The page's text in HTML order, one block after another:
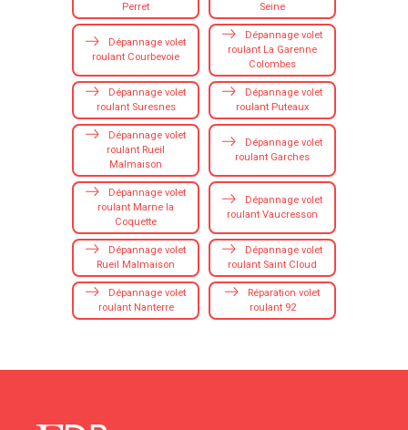
Perret
Seine
Dépannage volet
roulant Courbevoie
Dépannage volet
roulant La Garenne
Colombes
Dépannage volet
roulant Suresnes
Dépannage volet
roulant Puteaux
Dépannage volet
roulant Rueil
Malmaison
Dépannage volet
roulant Garches
Dépannage volet
roulant Marne la
Coquette
Dépannage volet
roulant Vaucresson
Dépannage volet
Rueil Malmaison
Dépannage volet
roulant Saint Cloud
Dépannage volet
roulant Nanterre
Réparation volet
roulant 92